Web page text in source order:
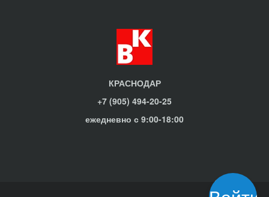
КРАСНОДАР
+7 (905) 494-20-25
ежедневно с 9:00-18:00